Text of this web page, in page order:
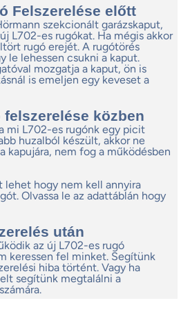
Felszerelése előtt
szekcionált garázskaput,
L702-es rugókat. Ha mégis akkor
rugó erejét. A rugótörés
le lehessen csukni a kaput.
mozgatja a kaput, ön is
is emeljen egy keveset a
felszerelése közben
mi L702-es rugónk egy picit
huzalból készült, akkor ne
kapujára, nem fog a működésben
hogy nem kell annyira
Olvassa le az adattáblán hogy
után
az új L702-es rugó
keressen fel minket. Segítünk
hiba történt. Vagy ha
segítünk megtalálni a